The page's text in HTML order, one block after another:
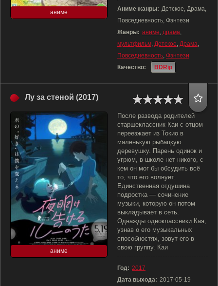
аниме
Аниме жанры: Детское, Драма,
Повседневность, Фэнтези
Жанры: аниме, драма,
мультфильм, Детское, Драма,
Повседневность, Фэнтези
Качество:
BDRip
Лу за стеной (2017)
аниме
После развода родителей
старшеклассник Каи с отцом
переезжает из Токио в
маленькую рыбацкую
деревушку. Парень одинок и
угрюм, в школе нет никого, с
кем он мог бы обсудить всё
то, что его волнует.
Единственная отдушина
подростка — сочинение
музыки, которую он потом
выкладывает в сеть.
Однажды одноклассники Кая,
узнав о его музыкальных
способностях, зовут его в
свою группу. Каи
Год: 2017
Дата выхода: 2017-05-19